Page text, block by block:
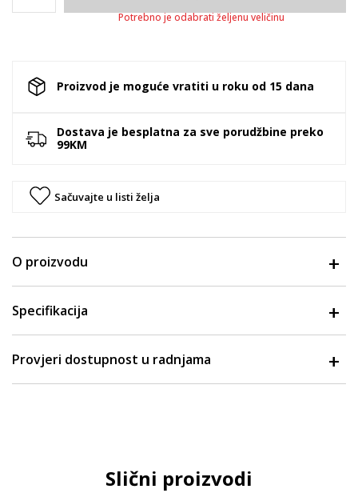
Potrebno je odabrati željenu veličinu
Proizvod je moguće vratiti u roku od 15 dana
Dostava je besplatna za sve porudžbine preko
99KM
Sačuvajte u listi želja
O proizvodu
Specifikacija
Provjeri dostupnost u radnjama
Slični proizvodi